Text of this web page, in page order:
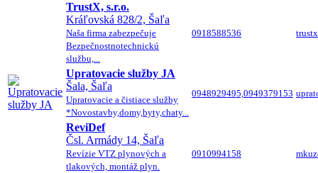
TrustX, s.r.o.
Kráľovská 828/2, Šaľa
Naša firma zabezpečuje
Bezpečnostnotechnickú
službu,...
0918588536
Upratovacie služby JA
Šala, Šaľa
Upratovacie a čistiace služby
*Novostavby,domy,byty,chaty...
0948929495,0949379153
ReviDef
Čsl. Armády 14, Šaľa
Revízie VTZ plynových a
tlakových, montáž plyn.
0910994158